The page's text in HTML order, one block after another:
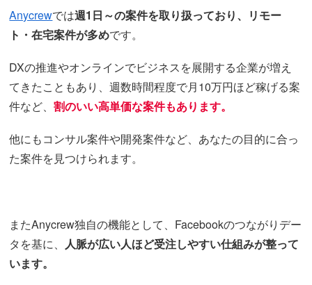
Anycrewでは週1日～の案件を取り扱っており、リモー
ト・在宅案件が多めです。
DXの推進やオンラインでビジネスを展開する企業が増え
てきたこともあり、週数時間程度で月10万円ほど稼げる案
件など、割のいい高単価な案件もあります。
他にもコンサル案件や開発案件など、あなたの目的に合っ
た案件を見つけられます。
またAnycrew独自の機能として、Facebookのつながりデー
タを基に、 人脈が広い人ほど受注しやすい仕組みが整って
います。